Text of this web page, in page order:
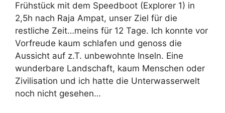
Frühstück mit dem Speedboot (Explorer 1) in
2,5h nach Raja Ampat, unser Ziel für die
restliche Zeit…meins für 12 Tage. Ich konnte vor
Vorfreude kaum schlafen und genoss die
Aussicht auf z.T. unbewohnte Inseln. Eine
wunderbare Landschaft, kaum Menschen oder
Zivilisation und ich hatte die Unterwasserwelt
noch nicht gesehen…